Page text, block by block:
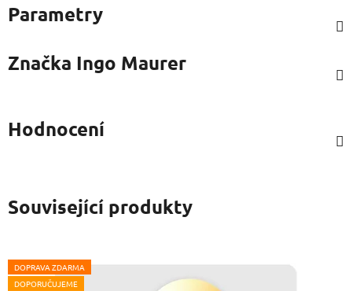
Parametry
Značka Ingo Maurer
Hodnocení
Související produkty
DOPRAVA ZDARMA
DOPORUČUJEME